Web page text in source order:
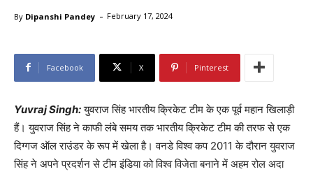
By Dipanshi Pandey - February 17, 2024
Facebook X Pinterest
Yuvraj Singh: युवराज सिंह भारतीय क्रिकेट टीम के एक पूर्व महान खिलाड़ी
हैं। युवराज सिंह ने काफी लंबे समय तक भारतीय क्रिकेट टीम की तरफ से एक
दिग्गज ऑल राउंडर के रूप में खेला है। वनडे विश्व कप 2011 के दौरान युवराज
सिंह ने अपने प्रदर्शन से टीम इंडिया को विश्व विजेता बनाने में अहम रोल अदा